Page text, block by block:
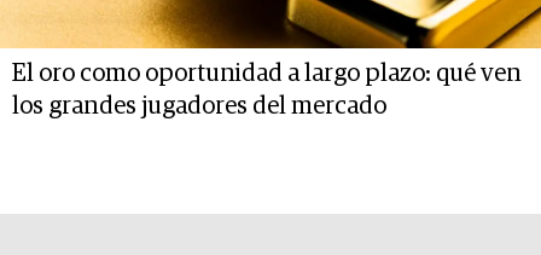
El oro como oportunidad a largo plazo: qué ven
los grandes jugadores del mercado